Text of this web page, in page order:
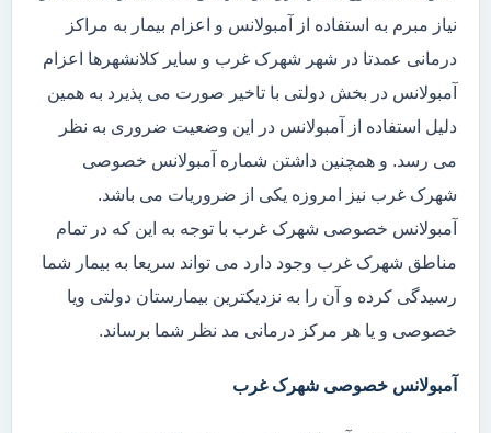
نیاز مبرم به استفاده از آمبولانس و اعزام بیمار به مراکز
درمانی عمدتا در شهر شهرک غرب و سایر کلانشهرها اعزام
آمبولانس در بخش دولتی با تاخیر صورت می پذیرد به همین
دلیل استفاده از آمبولانس در این وضعیت ضروری به نظر
می رسد. و همچنین داشتن شماره آمبولانس خصوصی
شهرک غرب نیز امروزه یکی از ضروریات می باشد.
آمبولانس خصوصی شهرک غرب با توجه به این که در تمام
مناطق شهرک غرب وجود دارد می تواند سریعا به بیمار شما
رسیدگی کرده و آن را به نزدیکترین بیمارستان دولتی ویا
خصوصی و یا هر مرکز درمانی مد نظر شما برساند.
آمبولانس خصوصی شهرک غرب